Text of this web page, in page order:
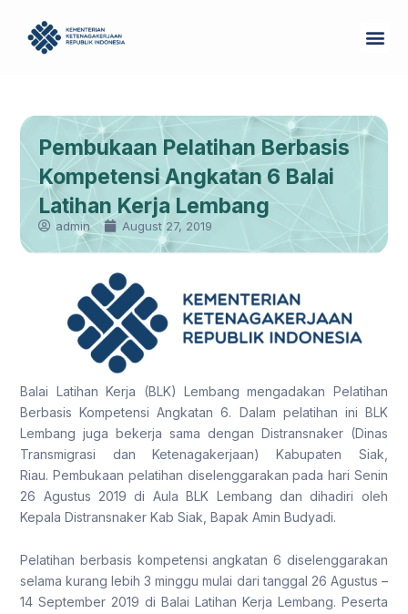
content
Pembukaan Pelatihan Berbasis
Kompetensi Angkatan 6 Balai
Latihan Kerja Lembang
admin August 27, 2019
Balai Latihan Kerja (BLK) Lembang mengadakan Pelatihan
Berbasis Kompetensi Angkatan 6. Dalam pelatihan ini BLK
Lembang juga bekerja sama dengan Distransnaker (Dinas
Transmigrasi dan Ketenagakerjaan) Kabupaten Siak,
Riau. Pembukaan pelatihan diselenggarakan pada hari Senin
26 Agustus 2019 di Aula BLK Lembang dan dihadiri oleh
Kepala Distransnaker Kab Siak, Bapak Amin Budyadi.
Pelatihan berbasis kompetensi angkatan 6 diselenggarakan
selama kurang lebih 3 minggu mulai dari tanggal 26 Agustus –
14 September 2019 di Balai Latihan Kerja Lembang. Peserta